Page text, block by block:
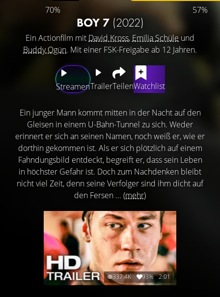
70% 57%
BOY 7 (2022)
Ein Actionfilm mit David Kross, Emilia Schüleund
Buddy Ogün. Mit einer FSK-Freigabe ab 12 Jahren.
StreamenTrailerTeilenWatchlist
Ein junger Mann kommt mitten in der Nacht auf den
Gleisen in einem U-Bahn-Tunnel zu sich. Weder
erinnert er sich an seinen Namen, noch weiß er, wie er
dorthin gekommen ist. Als er sich plötzlich auf einem
Fahndungsbild entdeckt, begreift er, dass sein Leben
in höchster Gefahr ist. Doch zum Nachdenken bleibt
nicht viel Zeit, denn seine Verfolger sind ihm dicht auf
den Fersen ... (mehr)
337.4K 93% 2:01